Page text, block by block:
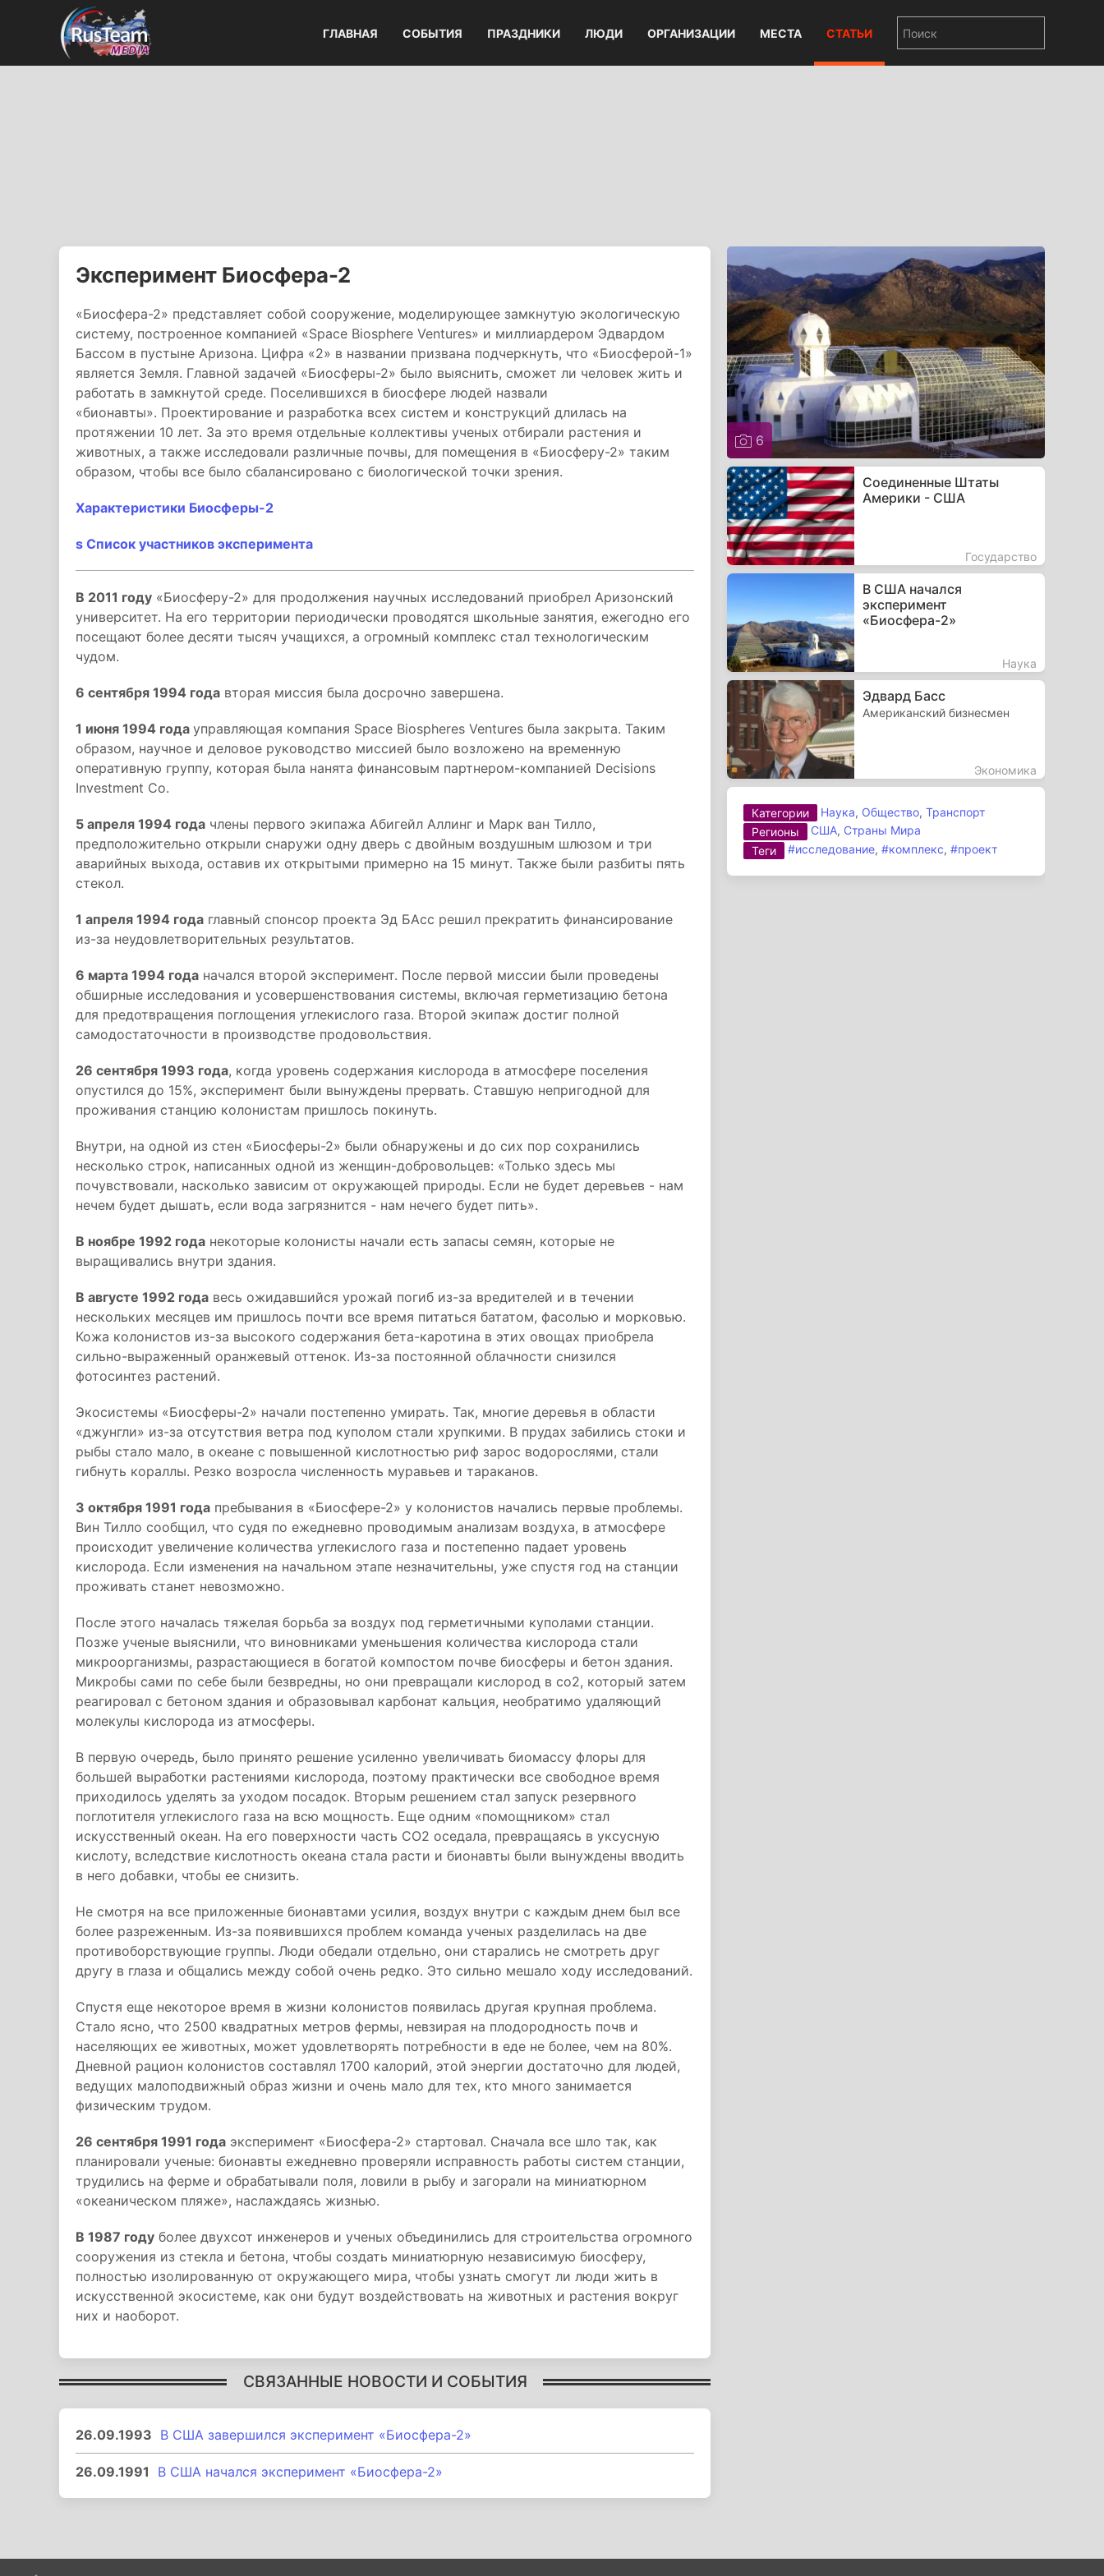
ГЛАВНАЯ СОБЫТИЯ ПРАЗДНИКИ ЛЮДИ ОРГАНИЗАЦИИ МЕСТА СТАТЬИ
Эксперимент Биосфера-2
«Биосфера-2» представляет собой сооружение, моделирующее замкнутую экологическую
систему, построенное компанией «Space Biosphere Ventures» и миллиардером Эдвардом
Бассом в пустыне Аризона. Цифра «2» в названии призвана подчеркнуть, что «Биосферой-1»
является Земля. Главной задачей «Биосферы-2» было выяснить, сможет ли человек жить и
работать в замкнутой среде. Поселившихся в биосфере людей назвали
«бионавты». Проектирование и разработка всех систем и конструкций длилась на
протяжении 10 лет. За это время отдельные коллективы ученых отбирали растения и
животных, а также исследовали различные почвы, для помещения в «Биосферу-2» таким
образом, чтобы все было сбалансировано с биологической точки зрения.
Характеристики Биосферы-2
s Список участников эксперимента
В 2011 году «Биосферу-2» для продолжения научных исследований приобрел Аризонский
университет. На его территории периодически проводятся школьные занятия, ежегодно его
посещают более десяти тысяч учащихся, а огромный комплекс стал технологическим
чудом.
6 сентября 1994 года вторая миссия была досрочно завершена.
1 июня 1994 года управляющая компания Space Biospheres Ventures была закрыта. Таким
образом, научное и деловое руководство миссией было возложено на временную
оперативную группу, которая была нанята финансовым партнером-компанией Decisions
Investment Co.
5 апреля 1994 года члены первого экипажа Абигейл Аллинг и Марк ван Тилло,
предположительно открыли снаружи одну дверь с двойным воздушным шлюзом и три
аварийных выхода, оставив их открытыми примерно на 15 минут. Также были разбиты пять
стекол.
1 апреля 1994 года главный спонсор проекта Эд БАсс решил прекратить финансирование
из-за неудовлетворительных результатов.
6 марта 1994 года начался второй эксперимент. После первой миссии были проведены
обширные исследования и усовершенствования системы, включая герметизацию бетона
для предотвращения поглощения углекислого газа. Второй экипаж достиг полной
самодостаточности в производстве продовольствия.
26 сентября 1993 года, когда уровень содержания кислорода в атмосфере поселения
опустился до 15%, эксперимент были вынуждены прервать. Ставшую непригодной для
проживания станцию колонистам пришлось покинуть.
Внутри, на одной из стен «Биосферы-2» были обнаружены и до сих пор сохранились
несколько строк, написанных одной из женщин-добровольцев: «Только здесь мы
почувствовали, насколько зависим от окружающей природы. Если не будет деревьев - нам
нечем будет дышать, если вода загрязнится - нам нечего будет пить».
В ноябре 1992 года некоторые колонисты начали есть запасы семян, которые не
выращивались внутри здания.
В августе 1992 года весь ожидавшийся урожай погиб из-за вредителей и в течении
нескольких месяцев им пришлось почти все время питаться бататом, фасолью и морковью.
Кожа колонистов из-за высокого содержания бета-каротина в этих овощах приобрела
сильно-выраженный оранжевый оттенок. Из-за постоянной облачности снизился
фотосинтез растений.
Экосистемы «Биосферы-2» начали постепенно умирать. Так, многие деревья в области
«джунгли» из-за отсутствия ветра под куполом стали хрупкими. В прудах забились стоки и
рыбы стало мало, в океане с повышенной кислотностью риф зарос водорослями, стали
гибнуть кораллы. Резко возросла численность муравьев и тараканов.
3 октября 1991 года пребывания в «Биосфере-2» у колонистов начались первые проблемы.
Вин Тилло сообщил, что судя по ежедневно проводимым анализам воздуха, в атмосфере
происходит увеличение количества углекислого газа и постепенно падает уровень
кислорода. Если изменения на начальном этапе незначительны, уже спустя год на станции
проживать станет невозможно.
После этого началась тяжелая борьба за воздух под герметичными куполами станции.
Позже ученые выяснили, что виновниками уменьшения количества кислорода стали
микроорганизмы, разрастающиеся в богатой компостом почве биосферы и бетон здания.
Микробы сами по себе были безвредны, но они превращали кислород в со2, который затем
реагировал с бетоном здания и образовывал карбонат кальция, необратимо удаляющий
молекулы кислорода из атмосферы.
В первую очередь, было принято решение усиленно увеличивать биомассу флоры для
большей выработки растениями кислорода, поэтому практически все свободное время
приходилось уделять за уходом посадок. Вторым решением стал запуск резервного
поглотителя углекислого газа на всю мощность. Еще одним «помощником» стал
искусственный океан. На его поверхности часть CO2 оседала, превращаясь в уксусную
кислоту, вследствие кислотность океана стала расти и бионавты были вынуждены вводить
в него добавки, чтобы ее снизить.
Не смотря на все приложенные бионавтами усилия, воздух внутри с каждым днем был все
более разреженным. Из-за появившихся проблем команда ученых разделилась на две
противоборствующие группы. Люди обедали отдельно, они старались не смотреть друг
другу в глаза и общались между собой очень редко. Это сильно мешало ходу исследований.
Спустя еще некоторое время в жизни колонистов появилась другая крупная проблема.
Стало ясно, что 2500 квадратных метров фермы, невзирая на плодородность почв и
населяющих ее животных, может удовлетворять потребности в еде не более, чем на 80%.
Дневной рацион колонистов составлял 1700 калорий, этой энергии достаточно для людей,
ведущих малоподвижный образ жизни и очень мало для тех, кто много занимается
физическим трудом.
26 сентября 1991 года эксперимент «Биосфера-2» стартовал. Сначала все шло так, как
планировали ученые: бионавты ежедневно проверяли исправность работы систем станции,
трудились на ферме и обрабатывали поля, ловили в рыбу и загорали на миниатюрном
«океаническом пляже», наслаждаясь жизнью.
В 1987 году более двухсот инженеров и ученых объединились для строительства огромного
сооружения из стекла и бетона, чтобы создать миниатюрную независимую биосферу,
полностью изолированную от окружающего мира, чтобы узнать смогут ли люди жить в
искусственной экосистеме, как они будут воздействовать на животных и растения вокруг
них и наоборот.
СВЯЗАННЫЕ НОВОСТИ И СОБЫТИЯ
26.09.1993 В США завершился эксперимент «Биосфера-2»
26.09.1991 В США начался эксперимент «Биосфера-2»
6
Соединенные Штаты
Америки - США
Государство
В США начался
эксперимент
«Биосфера-2»
Наука
Эдвард Басс
Американский бизнесмен
Экономика
Категории Наука, Общество,Транспорт
Регионы
США, Страны Мира
Теги
#исследование,#комплекс,#проект